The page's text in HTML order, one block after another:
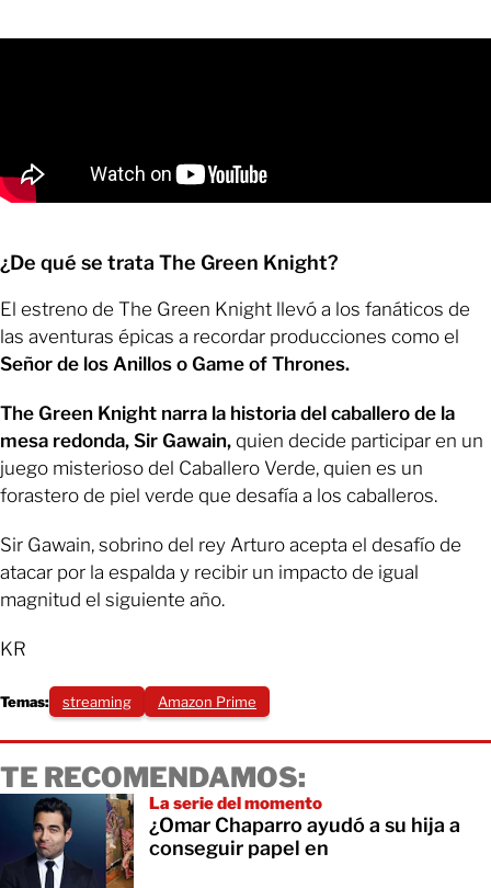
¿De qué se trata The Green Knight?
El estreno de The Green Knight llevó a los fanáticos de
las aventuras épicas a recordar producciones como el
Señor de los Anillos o Game of Thrones.
The Green Knight narra la historia del caballero de la
mesa redonda, Sir Gawain, quien decide participar en un
juego misterioso del Caballero Verde, quien es un
forastero de piel verde que desafía a los caballeros.
Sir Gawain, sobrino del rey Arturo acepta el desafío de
atacar por la espalda y recibir un impacto de igual
magnitud el siguiente año.
KR
Temas: streaming Amazon Prime
TE RECOMENDAMOS:
La serie del momento
¿Omar Chaparro ayudó a su hija a
conseguir papel en